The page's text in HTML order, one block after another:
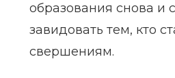
образования снова и
завидовать тем, кто
свершениям.